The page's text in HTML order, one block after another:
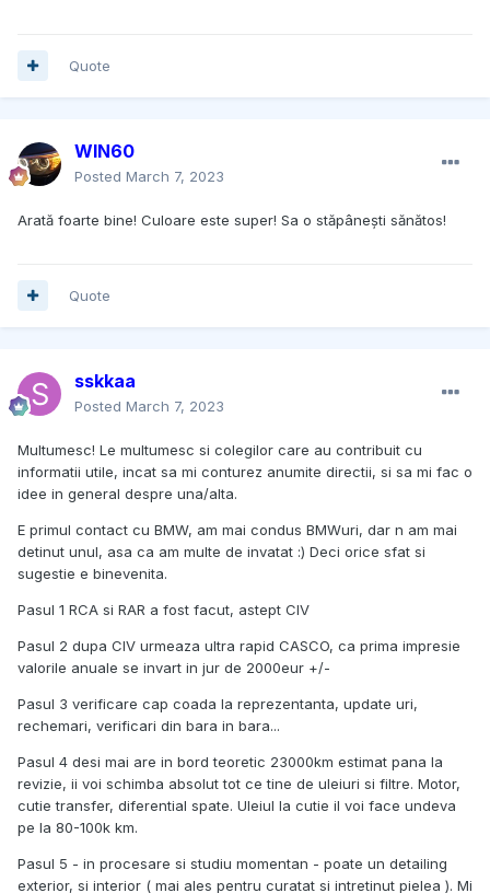
Quote
WIN60
Posted March 7, 2023
Arată foarte bine! Culoare este super! Sa o stăpânești sănătos!
Quote
sskkaa
Posted March 7, 2023
Multumesc! Le multumesc si colegilor care au contribuit cu
informatii utile, incat sa mi conturez anumite directii, si sa mi fac o
idee in general despre una/alta.
E primul contact cu BMW, am mai condus BMWuri, dar n am mai
detinut unul, asa ca am multe de invatat :) Deci orice sfat si
sugestie e binevenita.
Pasul 1 RCA si RAR a fost facut, astept CIV
Pasul 2 dupa CIV urmeaza ultra rapid CASCO, ca prima impresie
valorile anuale se invart in jur de 2000eur +/-
Pasul 3 verificare cap coada la reprezentanta, update uri,
rechemari, verificari din bara in bara...
Pasul 4 desi mai are in bord teoretic 23000km estimat pana la
revizie, ii voi schimba absolut tot ce tine de uleiuri si filtre. Motor,
cutie transfer, diferential spate. Uleiul la cutie il voi face undeva
pe la 80-100k km.
Pasul 5 - in procesare si studiu momentan - poate un detailing
exterior, si interior ( mai ales pentru curatat si intretinut pielea ). Mi